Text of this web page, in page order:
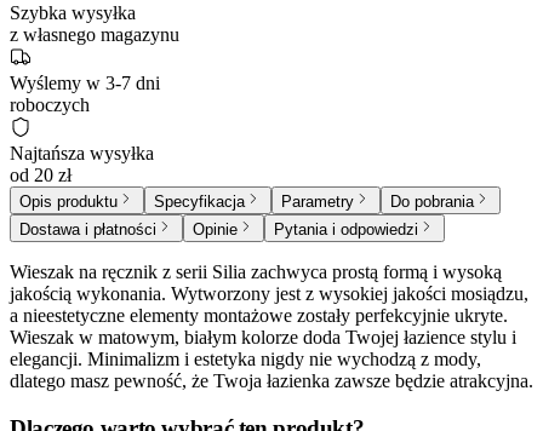
Szybka wysyłka
z własnego magazynu
Wyślemy w 3-7 dni
roboczych
Najtańsza wysyłka
od 20 zł
Opis produktu Specyfikacja Parametry
Do pobrania
Dostawa i płatności
Opinie Pytania i odpowiedzi
Wieszak na ręcznik z serii Silia zachwyca prostą formą i wysoką
jakością wykonania. Wytworzony jest z wysokiej jakości mosiądzu,
a nieestetyczne elementy montażowe zostały perfekcyjnie ukryte.
Wieszak w matowym, białym kolorze doda Twojej łazience stylu i
elegancji. Minimalizm i estetyka nigdy nie wychodzą z mody,
dlatego masz pewność, że Twoja łazienka zawsze będzie atrakcyjna.